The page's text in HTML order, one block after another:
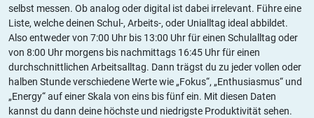
selbst messen. Ob analog oder digital ist dabei irrelevant. Führe eine
Liste, welche deinen Schul-, Arbeits-, oder Unialltag ideal abbildet.
Also entweder von 7:00 Uhr bis 13:00 Uhr für einen Schulalltag oder
von 8:00 Uhr morgens bis nachmittags 16:45 Uhr für einen
durchschnittlichen Arbeitsalltag. Dann trägst du zu jeder vollen oder
halben Stunde verschiedene Werte wie „Fokus“, „Enthusiasmus“ und
„Energy“ auf einer Skala von eins bis fünf ein. Mit diesen Daten
kannst du dann deine höchste und niedrigste Produktivität sehen.